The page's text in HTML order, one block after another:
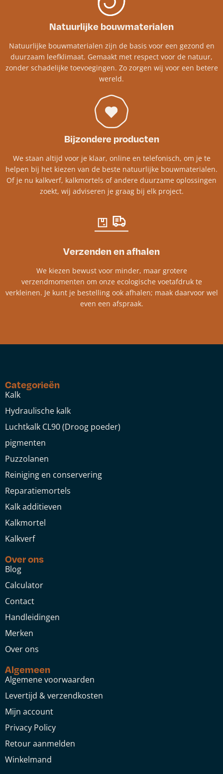
Natuurlijke bouwmaterialen
Natuurlijke bouwmaterialen zijn de basis voor een gezond en
duurzaam leefklimaat. Gemaakt met respect voor de natuur,
zonder schadelijke toevoegingen. Zo zorgen wij voor een betere
wereld.
Bijzondere producten
We staan altijd voor je klaar, online en telefonisch, om je te
helpen bij het kiezen van de beste natuurlijke bouwmaterialen.
Of je nu kalkverf, kalkmortels of andere duurzame oplossingen
zoekt, wij adviseren je graag bij elk project.​
Verzenden en afhalen
We kiezen bewust voor minder, maar grotere
verzendmomenten om onze ecologische voetafdruk te
verkleinen. Je kunt je bestelling ook afhalen; maak daarvoor wel
even een afspraak.
Categorieën
Kalk
Hydraulische kalk
Luchtkalk CL90 (Droog poeder)
pigmenten
Puzzolanen
Reiniging en conservering
Reparatiemortels
Kalk additieven
Kalkmortel
Kalkverf
Over ons
Blog
Calculator
Contact
Handleidingen
Merken
Over ons
Algemeen
Algemene voorwaarden
Levertijd & verzendkosten
Mijn account
Privacy Policy
Retour aanmelden
Winkelmand